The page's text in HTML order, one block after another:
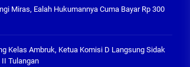
05/08/2026
Hukumannya Cuma Bayar Rp
300 Ribu
Miras, Ealah Hukumannya Cuma Bayar Rp 300
Kelas Ambruk, Ketua Komisi D Langsung Sidak
II Tulangan